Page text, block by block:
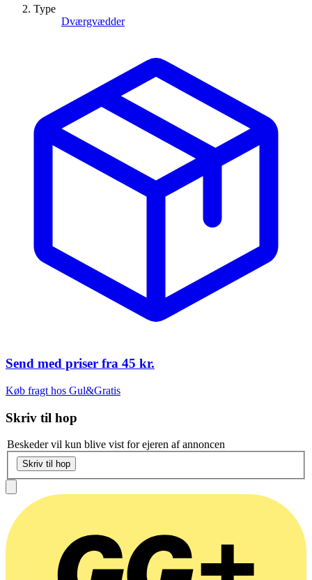
Type
Dværgvædder
Send med priser fra 45 kr.
Køb fragt hos Gul&Gratis
Skriv til hop
Beskeder vil kun blive vist for ejeren af annoncen
Skriv til hop